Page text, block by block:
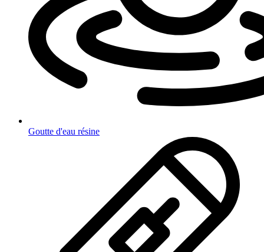
Goutte d'eau résine